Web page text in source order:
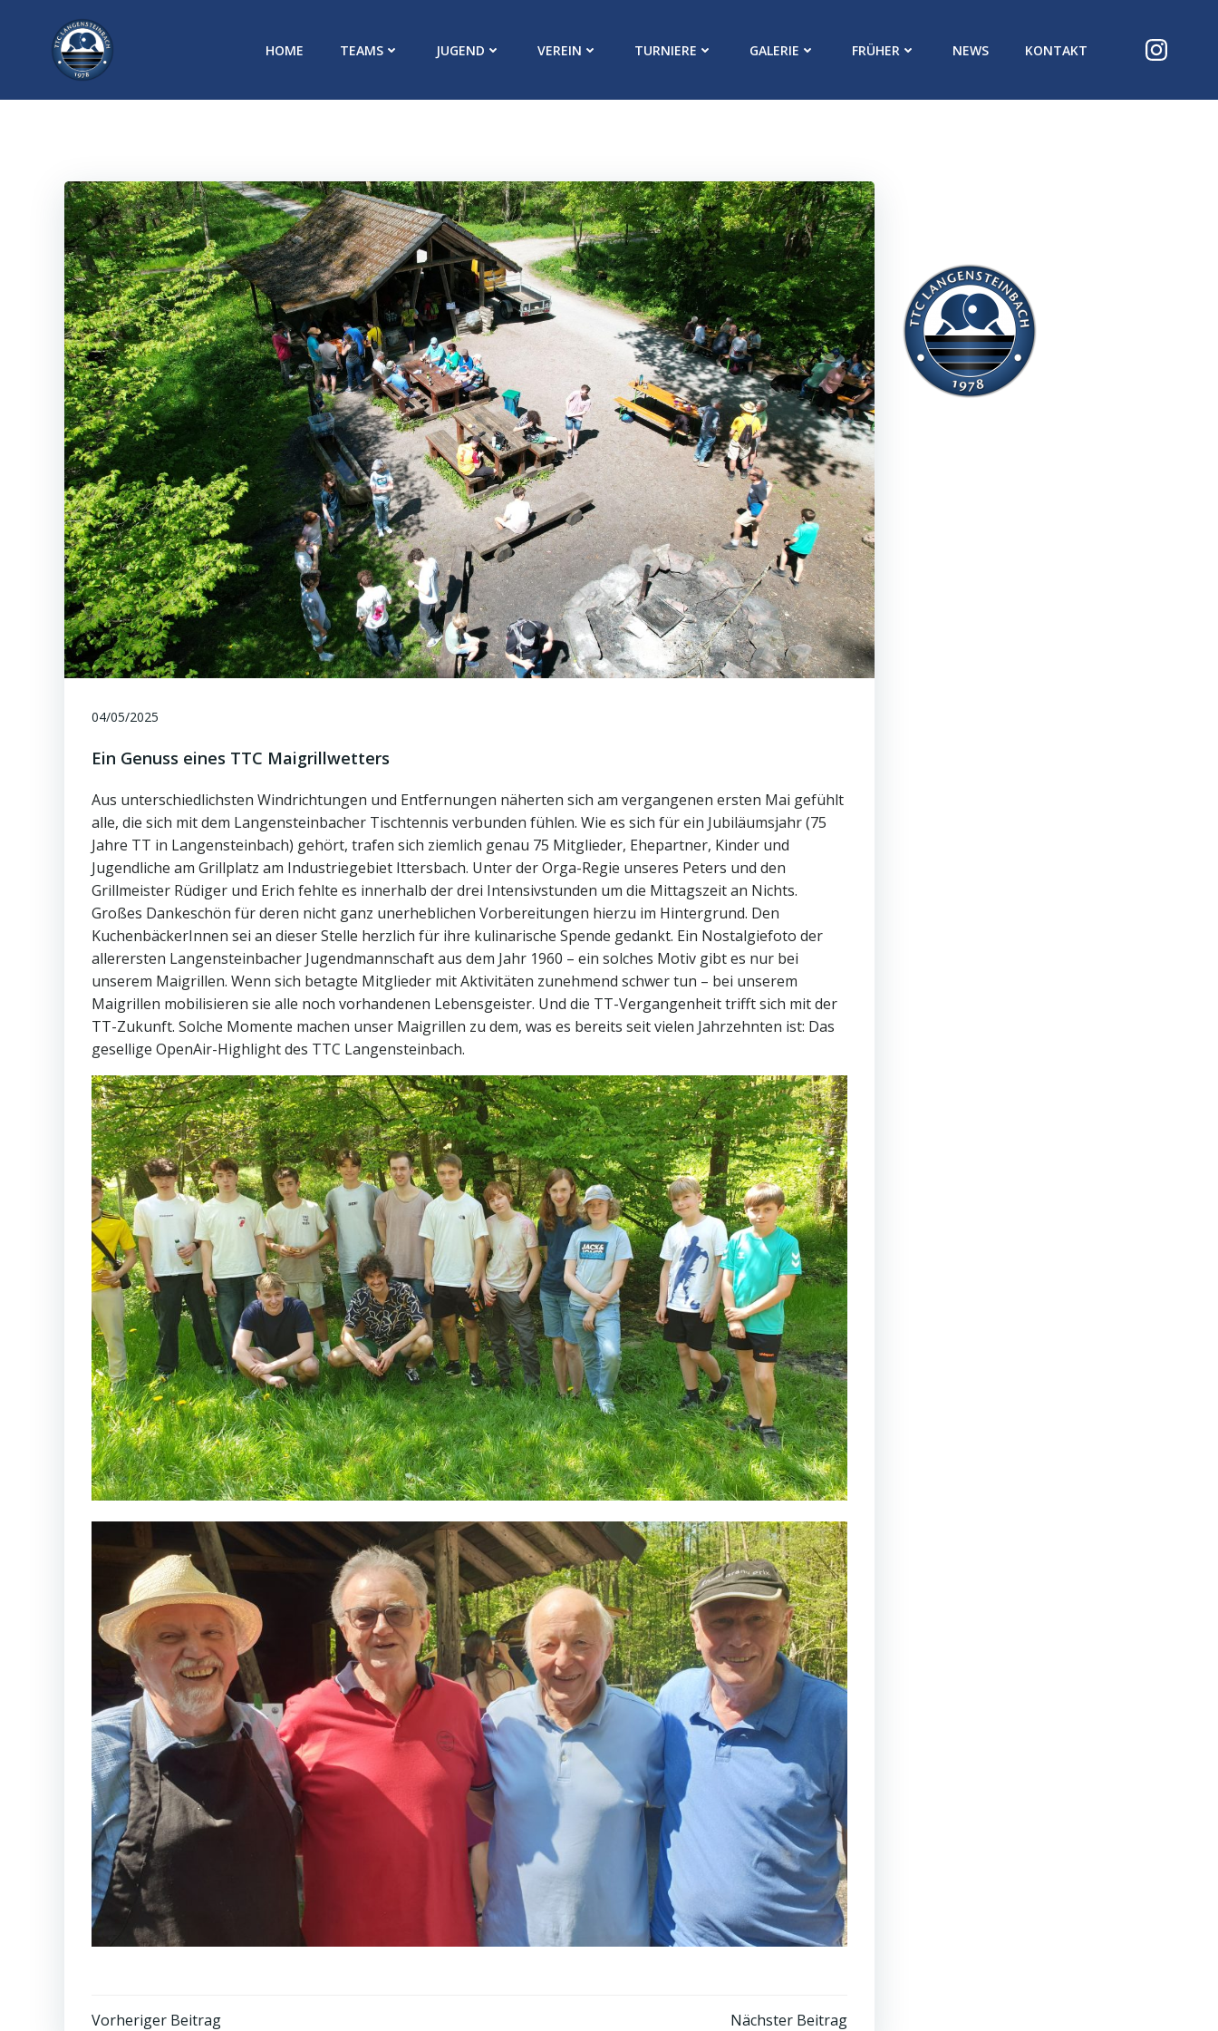
springen
HOME TEAMS JUGEND VEREIN TURNIERE GALERIE FRÜHER NEWS KONTAKT
04/05/2025
Ein Genuss eines TTC Maigrillwetters
Aus unterschiedlichsten Windrichtungen und Entfernungen näherten sich am vergangenen ersten Mai gefühlt
alle, die sich mit dem Langensteinbacher Tischtennis verbunden fühlen. Wie es sich für ein Jubiläumsjahr (75
Jahre TT in Langensteinbach) gehört, trafen sich ziemlich genau 75 Mitglieder, Ehepartner, Kinder und
Jugendliche am Grillplatz am Industriegebiet Ittersbach. Unter der Orga-Regie unseres Peters und den
Grillmeister Rüdiger und Erich fehlte es innerhalb der drei Intensivstunden um die Mittagszeit an Nichts.
Großes Dankeschön für deren nicht ganz unerheblichen Vorbereitungen hierzu im Hintergrund. Den
KuchenbäckerInnen sei an dieser Stelle herzlich für ihre kulinarische Spende gedankt. Ein Nostalgiefoto der
allerersten Langensteinbacher Jugendmannschaft aus dem Jahr 1960 – ein solches Motiv gibt es nur bei
unserem Maigrillen. Wenn sich betagte Mitglieder mit Aktivitäten zunehmend schwer tun – bei unserem
Maigrillen mobilisieren sie alle noch vorhandenen Lebensgeister. Und die TT-Vergangenheit trifft sich mit der
TT-Zukunft. Solche Momente machen unser Maigrillen zu dem, was es bereits seit vielen Jahrzehnten ist: Das
gesellige OpenAir-Highlight des TTC Langensteinbach.
Vorheriger Beitrag Nächster Beitrag